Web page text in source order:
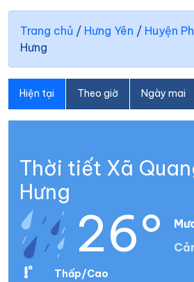
Trang chủ / Hưng Yên / Huyện
Hưng
Hiện tại Theo giờ Ngày mai
Thời tiết Xã
Hưng
26°
Thấp/Cao